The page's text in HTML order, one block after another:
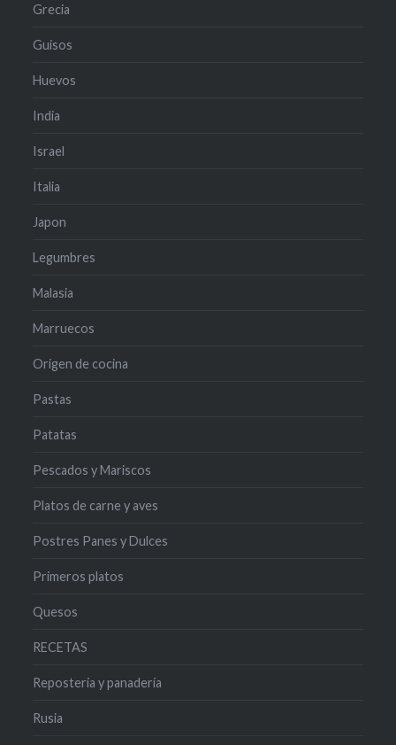
Grecia
Guisos
Huevos
India
Israel
Italia
Japon
Legumbres
Malasia
Marruecos
Origen de cocina
Pastas
Patatas
Pescados y Mariscos
Platos de carne y aves
Postres Panes y Dulces
Primeros platos
Quesos
RECETAS
Reposteria y panadería
Rusia